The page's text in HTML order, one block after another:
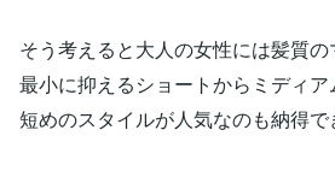
そう考えると大人の女性には髪質
最小に抑えるショートからミディ
短めのスタイルが人気なのも納得で